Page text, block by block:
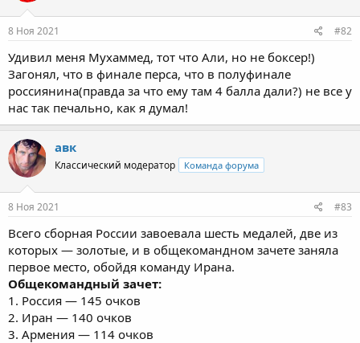
8 Ноя 2021 #82
Удивил меня Мухаммед, тот что Али, но не боксер!)
Загонял, что в финале перса, что в полуфинале
россиянина(правда за что ему там 4 балла дали?) не все у
нас так печально, как я думал!
авк
Классический модератор Команда форума
8 Ноя 2021 #83
Всего сборная России завоевала шесть медалей, две из
которых — золотые, и в общекомандном зачете заняла
первое место, обойдя команду Ирана.
Общекомандный зачет:
1. Россия — 145 очков
2. Иран — 140 очков
3. Армения — 114 очков